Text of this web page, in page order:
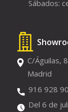
Sábados:
C/Águilas,
Madrid
916 928
Del 6 de